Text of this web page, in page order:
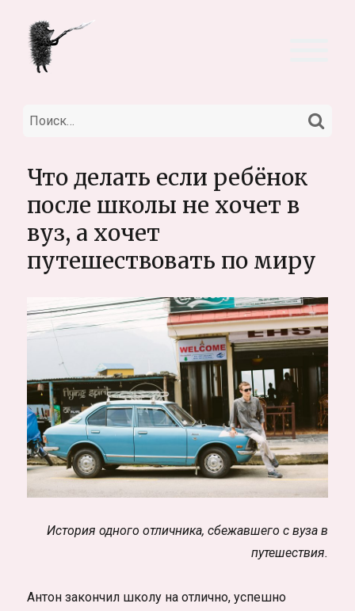
Искать:
Что делать если ребёнок
после школы не хочет в
вуз, а хочет
путешествовать по миру
История одного отличника, сбежавшего с вуза в
путешествия.
Антон закончил школу на отлично, успешно